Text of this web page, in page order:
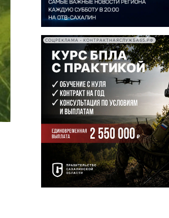
СОЦРЕКЛАМА • КОНТРАКТНАЯСЛУЖБА65.РФ